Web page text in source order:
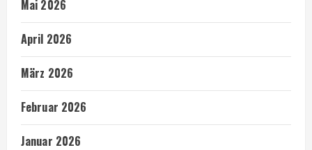
Mai 2026
April 2026
März 2026
Februar 2026
Januar 2026